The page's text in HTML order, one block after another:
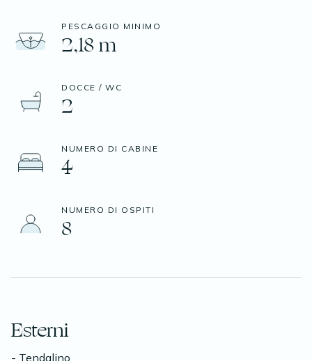
PESCAGGIO MINIMO
2,18 m
DOCCE / WC
2
NUMERO DI CABINE
4
NUMERO DI OSPITI
8
Esterni
- Tendalino